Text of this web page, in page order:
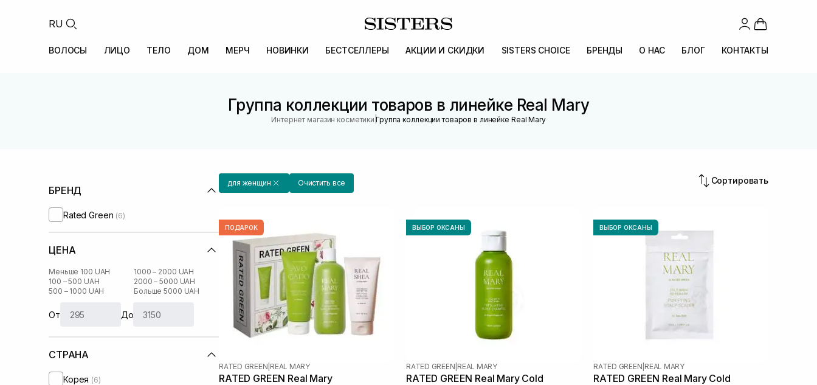
RU
ВОЛОСЫ ЛИЦО ТЕЛО ДОМ МЕРЧ НОВИНКИ БЕСТСЕЛЛЕРЫ АКЦИИ И СКИДКИ SISTERS CHOICE БРЕНДЫ О НАС БЛОГ КОНТАКТЫ
Группа коллекции товаров в линейке Real Mary
Интернет магазин косметики |Группа коллекции товаров в линейке Real Mary
БРЕНД
Rated Green (6)
ЦЕНА
Меньше 100 UAH
100 – 500 UAH
500 – 1000 UAH
1000 – 2000 UAH
2000 – 5000 UAH
Больше 5000 UAH
От До
СТРАНА
Корея (6)
для женщин Очистить все Сортировать
ПОДАРОК
RATED GREEN REAL MARY
RATED GREEN Real Mary
ВЫБОР ОКСАНЫ
RATED GREEN REAL MARY
RATED GREEN Real Mary Cold
ВЫБОР ОКСАНЫ
RATED GREEN REAL MARY
RATED GREEN Real Mary Cold